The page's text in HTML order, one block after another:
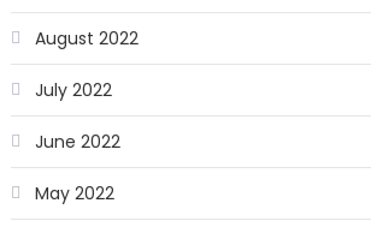
August 2022
July 2022
June 2022
May 2022